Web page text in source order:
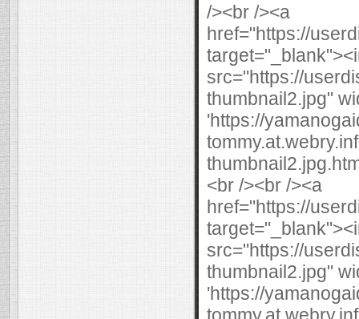
/><br /><a
href="https://
src="https://
thumbnail2.jpg"
'https://
<br /><br /><a
href="https://
src="https://
thumbnail2.jpg"
'https://